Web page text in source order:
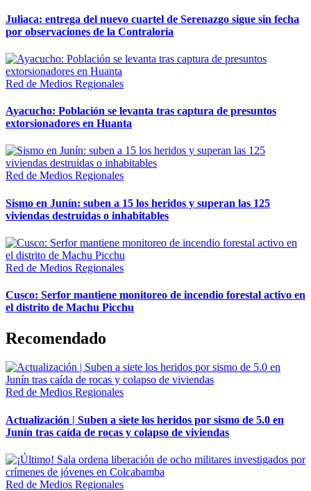
Juliaca: entrega del nuevo cuartel de Serenazgo sigue sin fecha
por observaciones de la Contraloría
Red de Medios Regionales
Ayacucho: Población se levanta tras captura de presuntos
extorsionadores en Huanta
Red de Medios Regionales
Sismo en Junín: suben a 15 los heridos y superan las 125
viviendas destruidas o inhabitables
Red de Medios Regionales
Cusco: Serfor mantiene monitoreo de incendio forestal activo en
el distrito de Machu Picchu
Recomendado
Red de Medios Regionales
Actualización | Suben a siete los heridos por sismo de 5.0 en
Junín tras caída de rocas y colapso de viviendas
Red de Medios Regionales